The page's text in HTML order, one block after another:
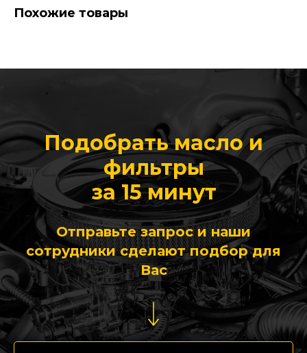
Похожие товары
Подобрать масло и
фильтры
за 15 минут
Отправьте запрос и наши
сотрудники сделают подбор для
Вас